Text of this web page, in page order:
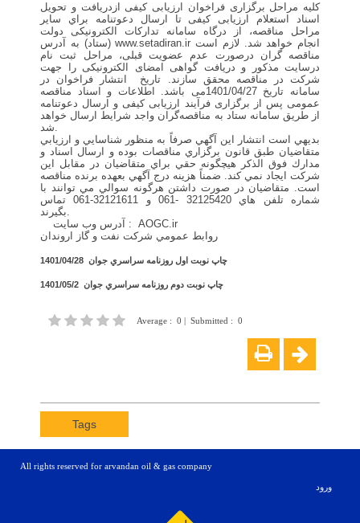
کلیه مراحل برگزاری فراخوان ارزیابی کیفی ازدریافت و تحویل
اسناد استعلام ارزیابی کیفی تا ارسال دعوتنامه براي سایر
مراحل مناقصه، از درگاه سامانه تدارکات الکترونیکی دولت
(ستاد) به آدرس www.setadiran.ir انجام خواهد شد. لازم است
مناقصه گران درصورت عدم عضویت قبلی، مراحل ثبت نام
درسایت مذکور و دریافت گواهی امضای الکترونیکی را جهت
شرکت در مناقصه محقق سازند. تاریخ انتشار فراخوان در
سامانه تاریخ 1401/04/27می باشد. اطلاعات و اسناد مناقصه
عمومی پس از برگزاری فرآیند ارزیابی کیفی و ارسال دعوتنامه
از طریق سامانه ستاد به مناقصه‌گران واجد شرايط ارسال خواهد
شد.
بديهي است انتشار اين آگهي صرفاً به منظور شناسايي و ارزيابي
متقاضيان طبق قانون برگزاري مناقصات بوده و ارسال اسناد و
مدارك فوق الذكر هيچگونه حقي براي متقاضيان در مقابل اين
شركت ايجاد نمي کند. ضمناً هزينه درج آگهي بعهده برنده مناقصه
است. متقاضيان در صورت داشتن هرگونه سوالي مي توانند با
شماره تلفن هاي 32125420 -061 و 32121611-061 تماس
بگيرند.
آدرس وب سایت : AOGC.ir
روابط عمومي شركت نفت و گاز اروندان
چاپ نوبت اول روزنامه سراسري جوان 1401/04/28
چاپ نوبت دوم روزنامه سراسري جوان 1401/05/2
Average : 0 | Submitted : 0
Tags
All rights reserved for arvandan oil & gas company
ورود